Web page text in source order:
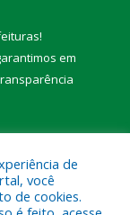
!
em
de
você
de cookies.